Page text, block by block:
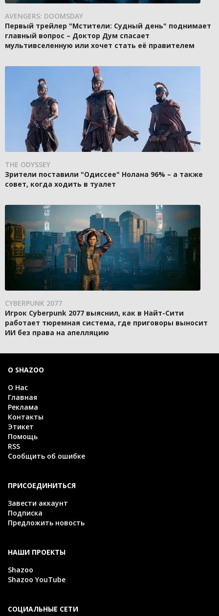
AVENGERS: DOOMSDAY
Первый трейлер "Мстители: Судный день" поднимает
главный вопрос – Доктор Дум спасает
мультивселенную или хочет стать её правителем
THE ODYSSEY
Зрители поставили "Одиссее" Нолана 96% – а также
совет, когда ходить в туалет
CYBERPUNK 2077
Игрок Cyberpunk 2077 выяснил, как в Найт-Сити
работает тюремная система, где приговоры выносит
ИИ без права на апелляцию
О SHAZOO
О Нас
Главная
Реклама
Контакты
Этикет
Помощь
RSS
Сообщить об ошибке
ПРИСОЕДИНИТЬСЯ
Завести аккаунт
Подписка
Предложить новость
НАШИ ПРОЕКТЫ
Shazoo
Shazoo YouTube
СОЦИАЛЬНЫЕ СЕТИ